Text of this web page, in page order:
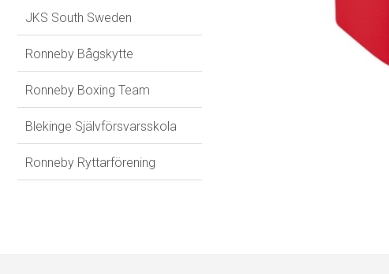
JKS South Sweden
Ronneby Bågskytte
Ronneby Boxing Team
Blekinge Självförsvarsskola
Ronneby Ryttarförening